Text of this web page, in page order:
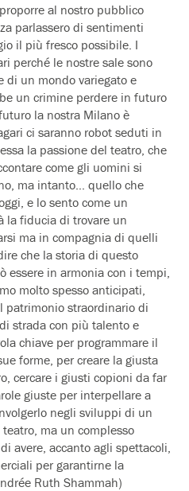
al nostro pubblico
parlassero di sentimenti
il più fresco possibile. I
perché le nostre sale sono
di un mondo variegato e
un crimine perdere in futuro
la nostra Milano è
ci saranno robot seduti in
la passione del teatro, che
come gli uomini si
ma intanto… quello che
e lo sento come un
la fiducia di trovare un
ma in compagnia di quelli
che la storia di questo
essere in armonia con i tempi,
molto spesso anticipati,
patrimonio straordinario di
strada con più talento e
chiave per programmare il
forme, per creare la giusta
cercare i giusti copioni da far
giuste per interpellare a
negli sviluppi di un
ma un complesso
avere, accanto agli spettacoli,
per garantirne la
Ruth Shammah)